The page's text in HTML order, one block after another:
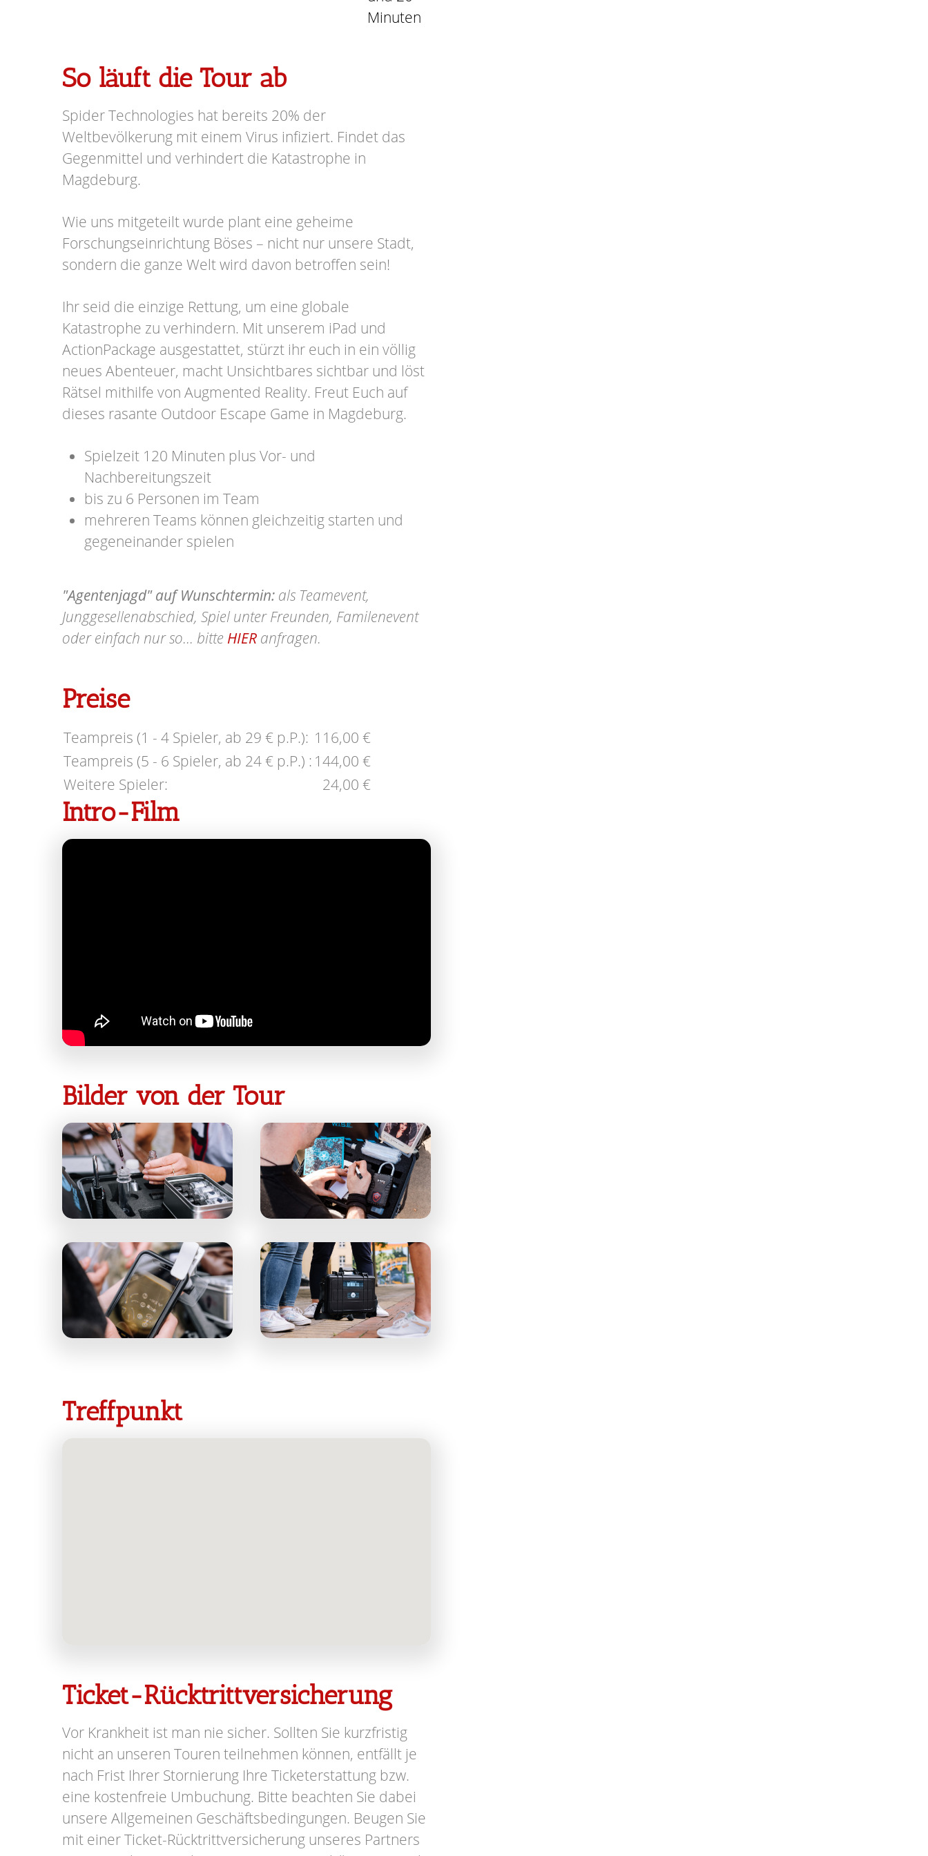
Minuten
So läuft die Tour ab
Spider Technologies hat bereits 20% der
Weltbevölkerung mit einem Virus infiziert. Findet das
Gegenmittel und verhindert die Katastrophe in
Magdeburg.
Wie uns mitgeteilt wurde plant eine geheime
Forschungseinrichtung Böses – nicht nur unsere Stadt,
sondern die ganze Welt wird davon betroffen sein!
Ihr seid die einzige Rettung, um eine globale
Katastrophe zu verhindern. Mit unserem iPad und
ActionPackage ausgestattet, stürzt ihr euch in ein völlig
neues Abenteuer, macht Unsichtbares sichtbar und löst
Rätsel mithilfe von Augmented Reality. Freut Euch auf
dieses rasante Outdoor Escape Game in Magdeburg.
Spielzeit 120 Minuten plus Vor- und
Nachbereitungszeit
bis zu 6 Personen im Team
mehreren Teams können gleichzeitig starten und
gegeneinander spielen
"Agentenjagd" auf Wunschtermin: als Teamevent,
Junggesellenabschied, Spiel unter Freunden, Familenevent
oder einfach nur so... bitte HIER anfragen.
Preise
Teampreis (1 - 4 Spieler, ab 29 € p.P.): 116,00 €
Teampreis (5 - 6 Spieler, ab 24 € p.P.) : 144,00 €
Weitere Spieler:
24,00 €
Intro-Film
Bilder von der Tour
Treffpunkt
Ticket-Rücktrittversicherung
Vor Krankheit ist man nie sicher. Sollten Sie kurzfristig
nicht an unseren Touren teilnehmen können, entfällt je
nach Frist Ihrer Stornierung Ihre Ticketerstattung bzw.
eine kostenfreie Umbuchung. Bitte beachten Sie dabei
unsere Allgemeinen Geschäftsbedingungen. Beugen Sie
mit einer Ticket-Rücktrittversicherung unseres Partners